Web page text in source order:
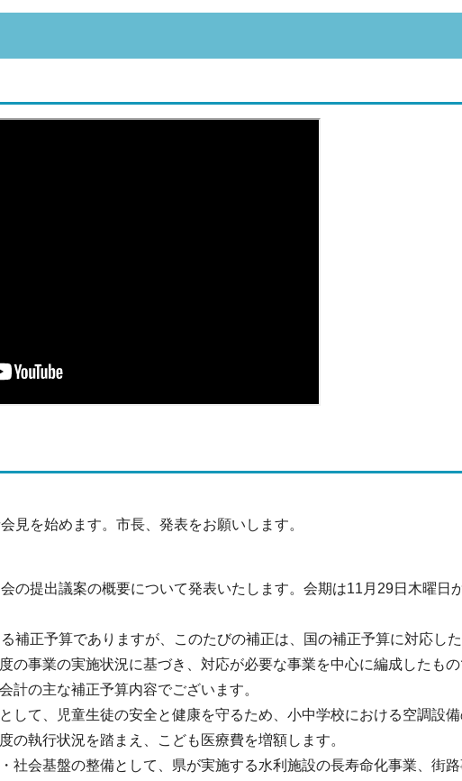
見を始めます。市長、発表をお願いします。
の提出議案の概要について発表いたします。会期は11月29日木曜日
補正予算でありますが、このたびの補正は、国の補正予算に対応し
の事業の実施状況に基づき、対応が必要な事業を中心に編成したもの
計の主な補正予算内容でございます。
して、児童生徒の安全と健康を守るため、小中学校における空調設
の執行状況を踏まえ、こども医療費を増額します。
社会基盤の整備として、県が実施する水利施設の長寿命化事業、街